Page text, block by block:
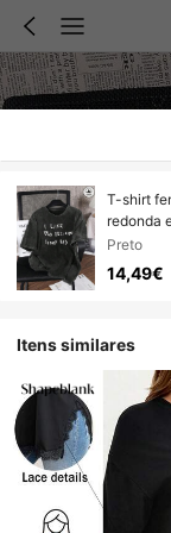
T-shirt
redonda
slogan
Preto
14,49€
Itens similares